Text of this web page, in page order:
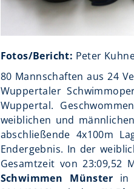
Fotos/Bericht: Peter
80 Mannschaften aus 24
Wuppertaler
Wuppertal.
weiblichen und
abschließende 4x100m
Endergebnis. In der
Gesamtzeit von 23:09,52
Schwimmen Münsterin